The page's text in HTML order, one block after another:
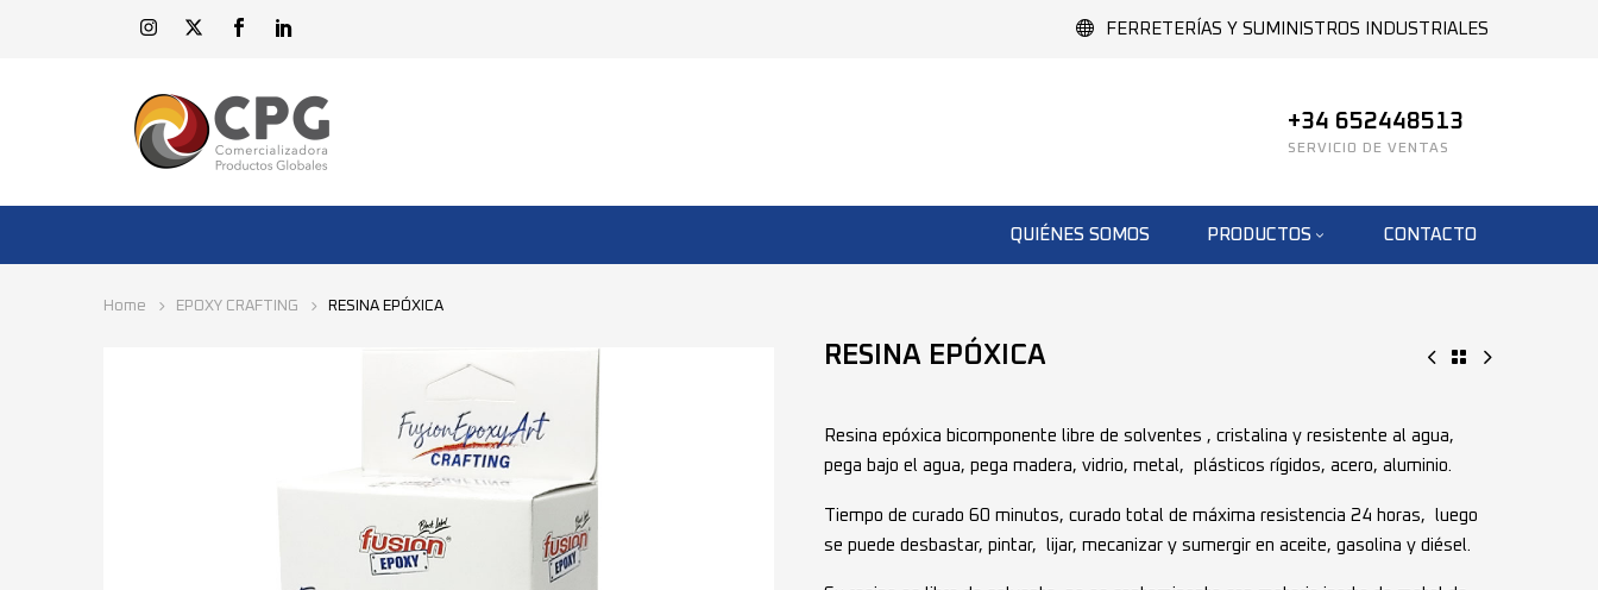
FERRETERÍAS Y SUMINISTROS INDUSTRIALES
+34 652448513
SERVICIO DE VENTAS
QUIÉNES SOMOS PRODUCTOS CONTACTO
Home EPOXY CRAFTING RESINA EPÓXICA
RESINA EPÓXICA
Resina epóxica bicomponente libre de solventes , cristalina y resistente al agua,
pega bajo el agua, pega madera, vidrio, metal, plásticos rígidos, acero, aluminio.
Tiempo de curado 60 minutos, curado total de máxima resistencia 24 horas, luego
se puede desbastar, pintar, lijar, mecanizar y sumergir en aceite, gasolina y diésel.